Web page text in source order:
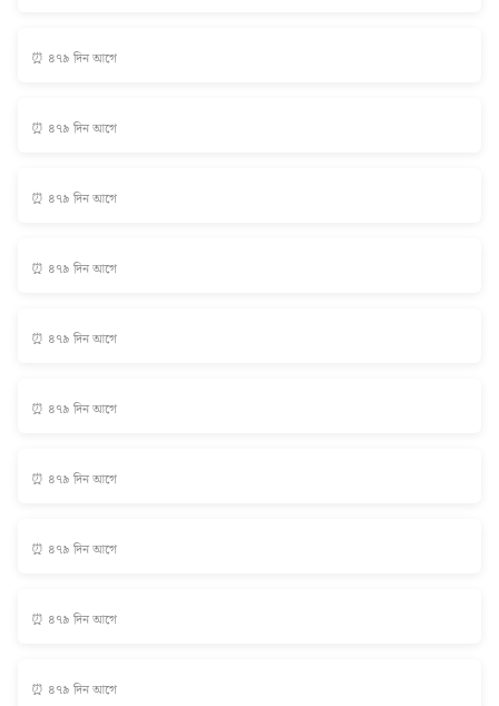
⏰ ৪৭৯ দিন আগে
⏰ ৪৭৯ দিন আগে
⏰ ৪৭৯ দিন আগে
⏰ ৪৭৯ দিন আগে
⏰ ৪৭৯ দিন আগে
⏰ ৪৭৯ দিন আগে
⏰ ৪৭৯ দিন আগে
⏰ ৪৭৯ দিন আগে
⏰ ৪৭৯ দিন আগে
⏰ ৪৭৯ দিন আগে